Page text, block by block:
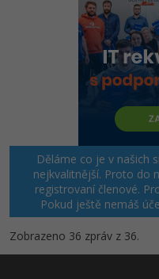
Děláme co je v našich
nejkvalitnější. Proto do
registrovaní členové.
Pokud ještě nemáš
Zobrazeno 36 zpráv z 36.